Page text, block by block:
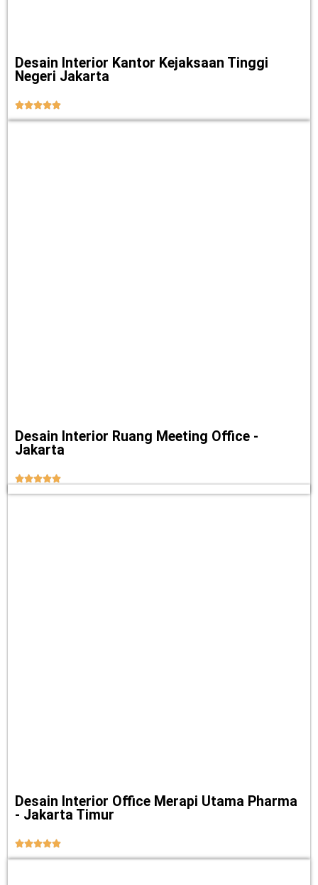
Desain Interior Kantor Kejaksaan Tinggi
Negeri Jakarta

Desain Interior Ruang Meeting Office -
Jakarta

Desain Interior Office Merapi Utama Pharma
- Jakarta Timur
